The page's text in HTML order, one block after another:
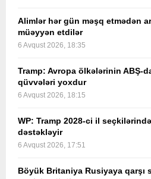
Alimlər hər gün məşq etmədən
müəyyən etdilər
6 Avqust 2026, 18:35
Tramp: Avropa ölkələrinin ABŞ-
qüvvələri yoxdur
6 Avqust 2026, 18:15
WP: Tramp 2028-ci il
dəstəkləyir
6 Avqust 2026, 17:51
Böyük Britaniya Rusiyaya qarşı